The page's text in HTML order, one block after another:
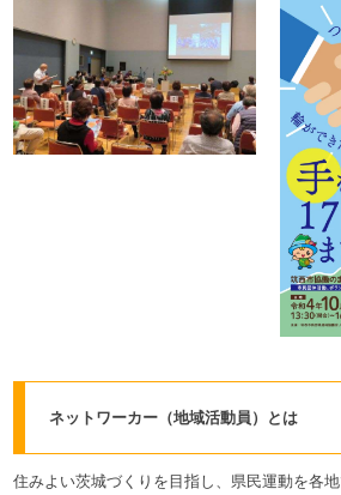
ネットワーカー（地域活動員）とは
住みよい茨城づくりを目指し、県民運動を各